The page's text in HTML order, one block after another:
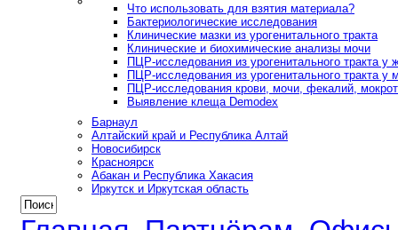
Что использовать для взятия материала?
Бактериологические исследования
Клинические мазки из урогенитального тракта
Клинические и биохимические анализы мочи
ПЦР-исследования из урогенитального тракта у
ПЦР-исследования из урогенитального тракта у
ПЦР-исследования крови, мочи, фекалий,
Выявление клеща Demodex
Барнаул
Алтайский край и Республика Алтай
Новосибирск
Красноярск
Абакан и Республика Хакасия
Иркутск и Иркутская область